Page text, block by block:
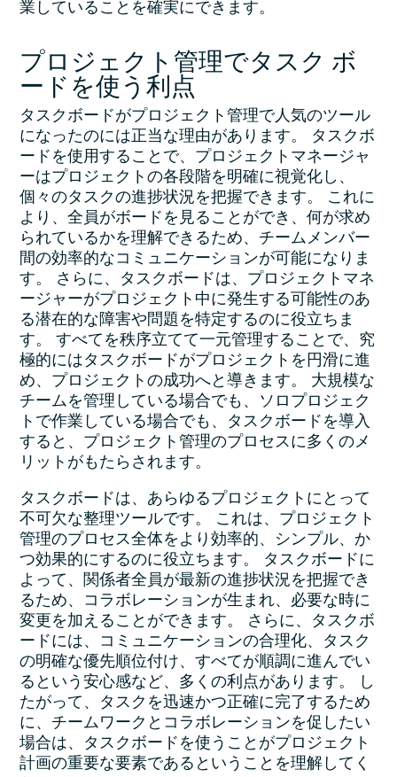
業していることを確実にできます。
プロジェクト管理でタスク ボ
ードを使う利点
タスクボードがプロジェクト管理で人気のツール
になったのには正当な理由があります。 タスクボ
ードを使用することで、プロジェクトマネージャ
ーはプロジェクトの各段階を明確に視覚化し、
個々のタスクの進捗状況を把握できます。 これに
より、全員がボードを見ることができ、何が求め
られているかを理解できるため、チームメンバー
間の効率的なコミュニケーションが可能になりま
す。 さらに、タスクボードは、プロジェクトマネ
ージャーがプロジェクト中に発生する可能性のあ
る潜在的な障害や問題を特定するのに役立ちま
す。 すべてを秩序立てて一元管理することで、究
極的にはタスクボードがプロジェクトを円滑に進
め、プロジェクトの成功へと導きます。 大規模な
チームを管理している場合でも、ソロプロジェク
トで作業している場合でも、タスクボードを導入
すると、プロジェクト管理のプロセスに多くのメ
リットがもたらされます。
タスクボードは、あらゆるプロジェクトにとって
不可欠な整理ツールです。 これは、プロジェクト
管理のプロセス全体をより効率的、シンプル、か
つ効果的にするのに役立ちます。 タスクボードに
よって、関係者全員が最新の進捗状況を把握でき
るため、コラボレーションが生まれ、必要な時に
変更を加えることができます。 さらに、タスクボ
ードには、コミュニケーションの合理化、タスク
の明確な優先順位付け、すべてが順調に進んでい
るという安心感など、多くの利点があります。 し
たがって、タスクを迅速かつ正確に完了するため
に、チームワークとコラボレーションを促したい
場合は、タスクボードを使うことがプロジェクト
計画の重要な要素であるということを理解してく